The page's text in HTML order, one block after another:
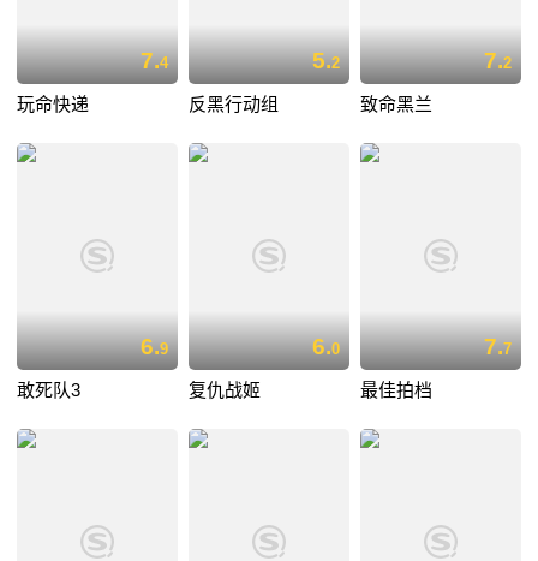
7.4
玩命快递
5.2
反黑行动组
7.2
致命黑兰
6.9
敢死队3
6.0
复仇战姬
7.7
最佳拍档